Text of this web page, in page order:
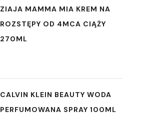
ZIAJA MAMMA MIA KREM NA
ROZSTĘPY OD 4MCA CIĄŻY
270ML
CALVIN KLEIN BEAUTY WODA
PERFUMOWANA SPRAY 100ML